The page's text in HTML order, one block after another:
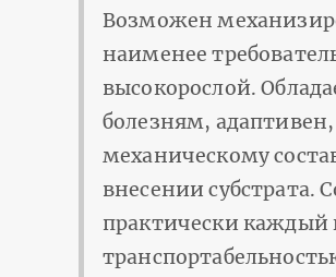
Возможен
наименее
высокорослой.
болезням,
механическому
внесении субстрата.
практически каждый